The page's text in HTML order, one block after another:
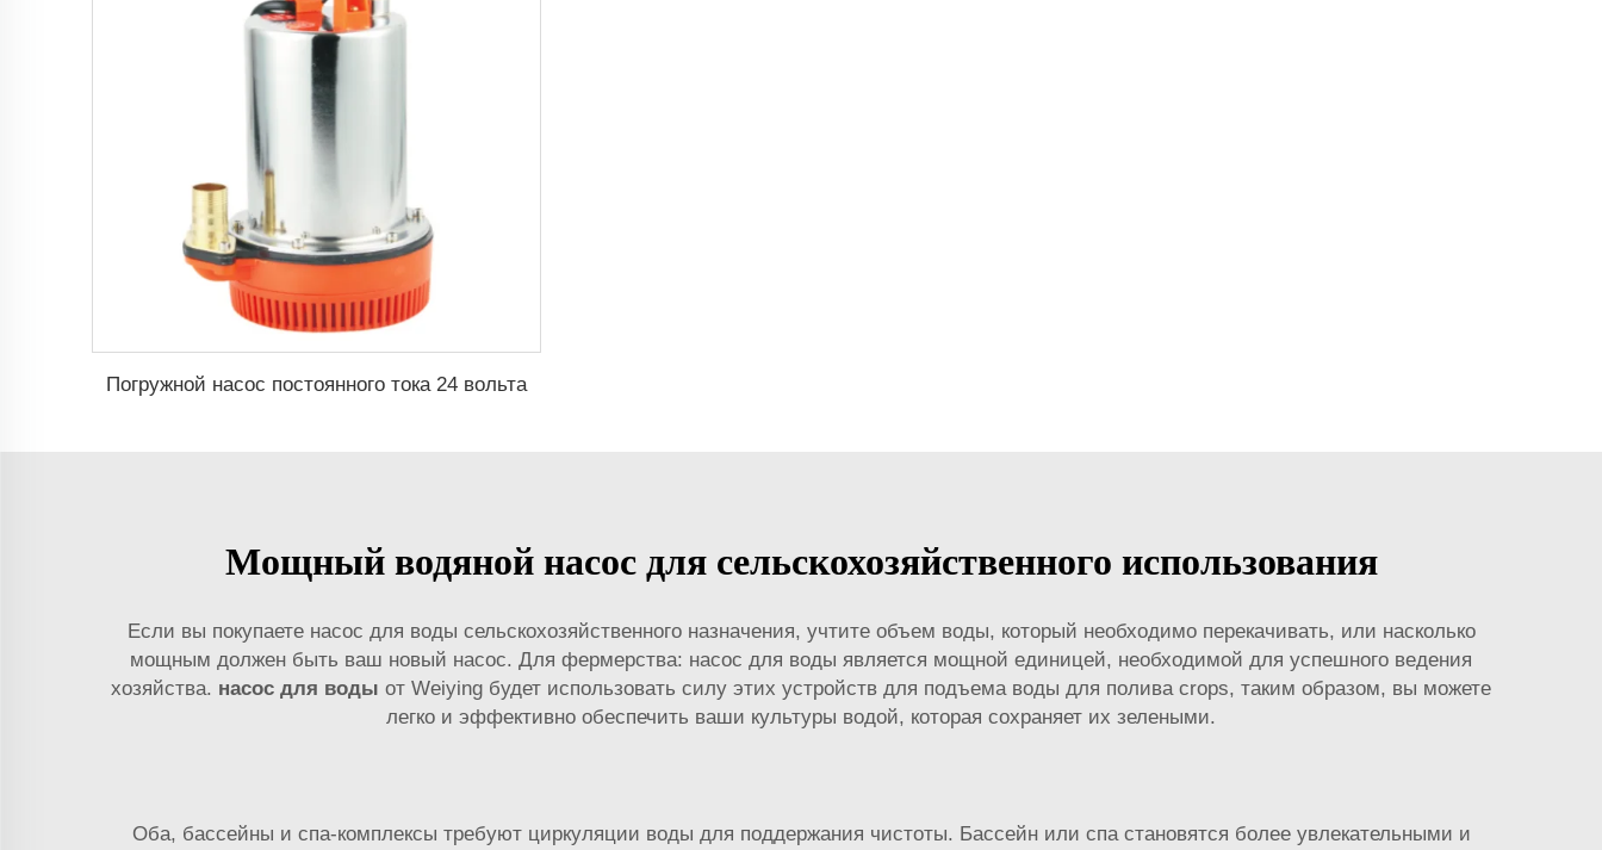
Погружной насос постоянного тока 24 вольта
Мощный водяной насос для сельскохозяйственного использования
Если вы покупаете насос для воды сельскохозяйственного назначения, учтите объем воды, который необходимо перекачивать, или насколько
мощным должен быть ваш новый насос. Для фермерства: насос для воды является мощной единицей, необходимой для успешного ведения
хозяйства. насос для воды от Weiying будет использовать силу этих устройств для подъема воды для полива crops, таким образом, вы можете
легко и эффективно обеспечить ваши культуры водой, которая сохраняет их зелеными.
Оба, бассейны и спа-комплексы требуют циркуляции воды для поддержания чистоты. Бассейн или спа становятся более увлекательными и